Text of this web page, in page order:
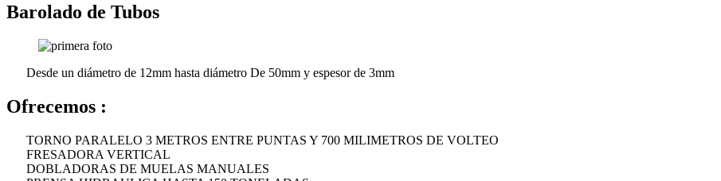
Barolado de Tubos
Desde un diámetro de 12mm hasta diámetro De 50mm y espesor de 3mm
Ofrecemos :
TORNO PARALELO 3 METROS ENTRE PUNTAS Y 700 MILIMETROS DE VOLTEO
FRESADORA VERTICAL
DOBLADORAS DE MUELAS MANUALES